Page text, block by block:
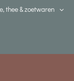
thee & zoetwaren